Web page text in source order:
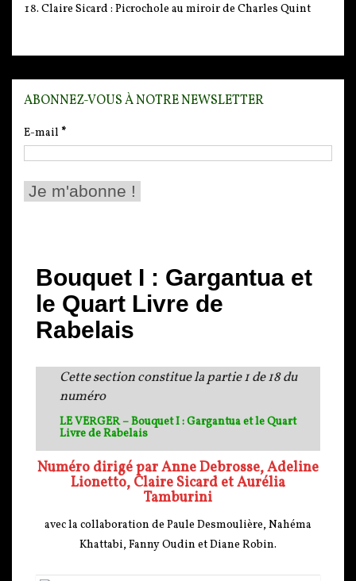
Claire Sicard : Picrochole au miroir de Charles Quint
ABONNEZ-VOUS À NOTRE NEWSLETTER
E-mail *
Bouquet I : Gargantua et
le Quart Livre de
Rabelais
Cette section constitue la partie 1 de 18 du
numéro
LE VERGER – Bouquet I : Gargantua et le Quart
Livre de Rabelais
Numéro dirigé parAnne Debrosse,Adeline
Lionetto, Claire Sicard et Aurélia
Tamburini
avec la collaboration de Paule Desmoulière, Nahéma
Khattabi, Fanny Oudin et Diane Robin.